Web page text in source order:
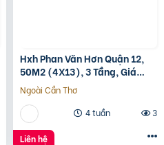
Hxh Phan Văn Hơn Quận 12,
50M2 (4X13), 3 Tầng, Giá
4.96 Tỷ
Ngoài Cần Thơ
4 tuần
3
Liên hệ